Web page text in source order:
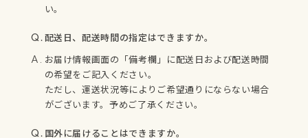
い。
配送日、配送時間の指定はできますか。
お届け情報画面の「備考欄」に配送日および配送時間
の希望をご記入ください。
ただし、運送状況等によりご希望通りにならない場合
がございます。予めご了承ください。
国外に届けることはできますか。